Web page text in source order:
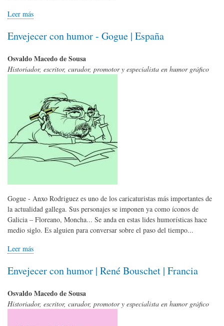
Leer más
Envejecer con humor - Gogue | España
Osvaldo Macedo de Sousa
Historiador, escritor, curador, promotor y especialista en humor gráfico
Gogue - Anxo Rodriguez es uno de los caricaturistas más importantes de
la actualidad gallega. Sus personajes se imponen ya como íconos de
Galicia – Floreano, Moncha... Se anda en estas lides humorísticas hace
medio siglo. Es alguien para conversar sobre el paso del tiempo...
Leer más
Envejecer con humor | René Bouschet | Francia
Osvaldo Macedo de Sousa
Historiador, escritor, curador, promotor y especialista en humor gráfico